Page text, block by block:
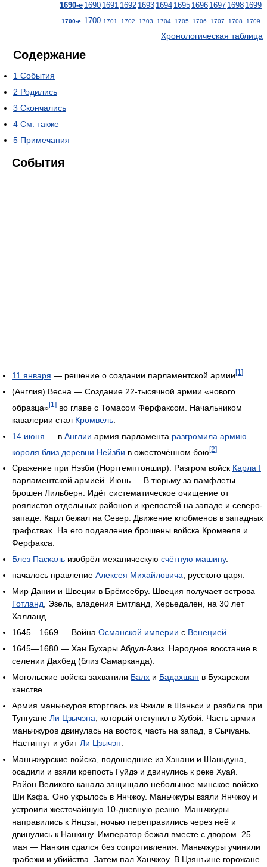
1690-е 1690 1691 1692 1693 1694 1695 1696 1697 1698 1699
1700-е 1700 1701 1702 1703 1704 1705 1706 1707 1708 1709
Хронологическая таблица
Содержание
1 События
2 Родились
3 Скончались
4 См. также
5 Примечания
События
11 января — решение о создании парламентской армии [1]
(Англия) Весна — Создание 22-тысячной армии «нового
образца»[1] во главе с Томасом Ферфаксом. Начальником
кавалерии стал Кромвель
14 июня — в Англии армия парламента разгромила армию
короля близ деревни Нейзби в ожесточённом бою[2]
Сражение при Нэзби (Нортгемптоншир). Разгром войск Карла I
парламентской армией. Июнь — В тюрьму за памфлеты
брошен Лильберн. Идёт систематическое очищение от
роялистов отдельных районов и крепостей на западе и северо-
западе. Карл бежал на Север. Движение клобменов в западных
графствах. На его подавление брошены войска Кромвеля и
Ферфакса.
Блез Паскаль изобрёл механическую счётную машину.
началось правление Алексея Михайловича, русского царя.
Мир Дании и Швеции в Брёмсебру. Швеция получает острова
Готланд, Эзель, владения Емтланд, Херьедален, на 30 лет
Халланд.
1645—1669 — Война Османской империи с Венецией.
1645—1680 — Хан Бухары Абдул-Азиз. Народное восстание в
селении Дахбед (близ Самарканда).
Могольские войска захватили Балх и Бадахшан в Бухарском
ханстве.
Армия маньчжуров вторглась из Чжили в Шэньси и разбила при
Тунгуане Ли Цзычэна, который отступил в Хубэй. Часть армии
маньчжуров двинулась на восток, часть на запад, в Сычуань.
Настигнут и убитЛи Цзычэн.
Маньчжурские войска, подошедшие из Хэнани и Шаньдуна,
осадили и взяли крепость Гуйдэ и двинулись к реке Хуай.
Район Великого канала защищало небольшое минское войско
Ши Кэфа. Оно укрылось в Янчжоу. Маньчжуры взяли Янчжоу и
устроили жесточайшую 10-дневную резню. Маньчжуры
направились к Янцзы, ночью переправились через неё и
двинулись к Нанкину. Император бежал вместе с двором. 25
мая — Нанкин сдался без сопротивления. Маньчжуры учинили
грабежи и убийства. Затем пал Ханчжоу. В Цзянъине горожане